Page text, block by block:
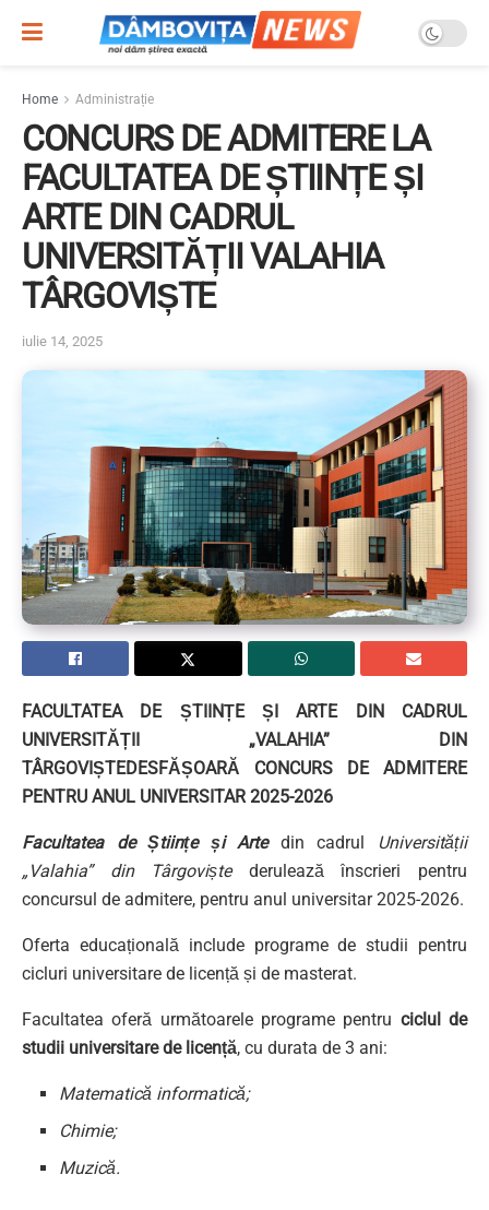
Home Administrație
CONCURS DE ADMITERE LA
FACULTATEA DE ȘTIINȚE ȘI
ARTE DIN CADRUL
UNIVERSITĂȚII VALAHIA
TÂRGOVIȘTE
iulie 14, 2025
FACULTATEA DE ȘTIINȚE ȘI ARTE
DIN CADRUL
UNIVERSITĂȚII „VALAHIA” DIN
TÂRGOVIȘTEDESFĂȘOARĂ CONCURS DE ADMITERE
PENTRU ANUL UNIVERSITAR 2025-2026
Facultatea de Științe și Artedin cadrul Universității
„Valahia” din Târgoviștederulează înscrieri pentru
concursul de admitere, pentru anul universitar 2025-2026.
Oferta educațională include programe de studii pentru
cicluri universitare de licență și de masterat.
Facultatea oferă următoarele programe pentru ciclul de
studii universitare de licență, cu durata de 3 ani:
Matematică informatică;
Chimie;
Muzică.